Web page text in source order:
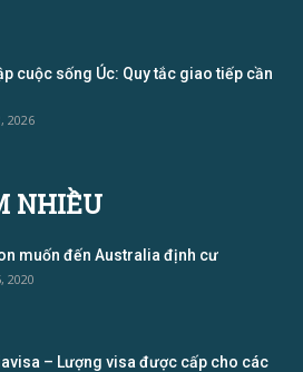
cuộc sống Úc: Quy tắc giao tiếp cần
2026
NHIỀU
muốn đến Australia định cư
2020
– Lượng visa được cấp cho các